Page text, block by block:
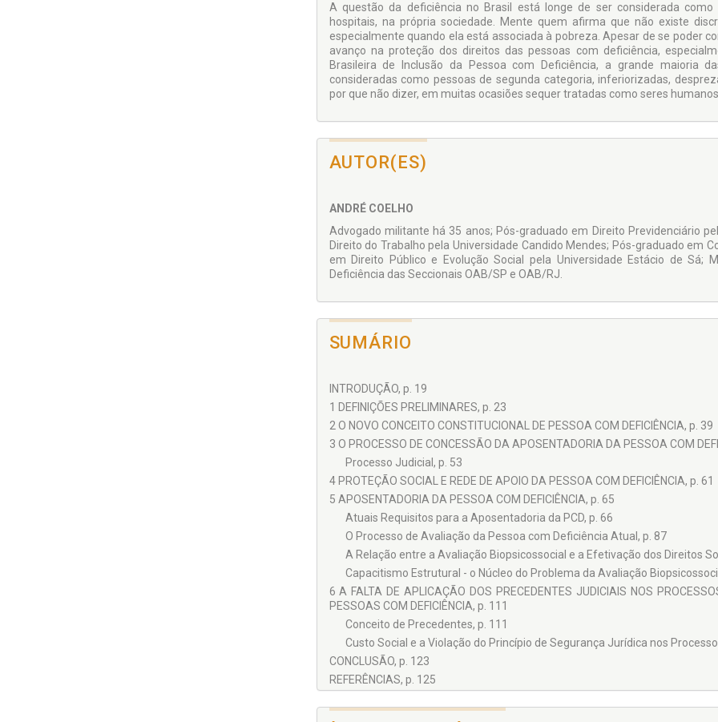
A questão da deficiência no Brasil está longe de ser considerada
hospitais, na própria sociedade. Mente quem afirma que não existe
especialmente quando ela está associada à pobreza. Apesar de se poder
avanço na proteção dos direitos das pessoas com deficiência,
Brasileira de Inclusão da Pessoa com Deficiência, a grande maioria
consideradas como pessoas de segunda categoria, inferiorizadas,
por que não dizer, em muitas ocasiões sequer tratadas como seres
AUTOR(ES)
ANDRÉ COELHO
Advogado militante há 35 anos; Pós-graduado em Direito Previdenciário
Direito do Trabalho pela Universidade Candido Mendes; Pós-graduado em
em Direito Público e Evolução Social pela Universidade Estácio de Sá;
Deficiência das Seccionais OAB/SP e OAB/RJ.
SUMÁRIO
INTRODUÇÃO, p. 19
1 DEFINIÇÕES PRELIMINARES, p. 23
2 O NOVO CONCEITO CONSTITUCIONAL DE PESSOA COM DEFICIÊNCIA, p. 39
3 O PROCESSO DE CONCESSÃO DA APOSENTADORIA DA PESSOA COM
Processo Judicial, p. 53
4 PROTEÇÃO SOCIAL E REDE DE APOIO DA PESSOA COM DEFICIÊNCIA, p. 61
5 APOSENTADORIA DA PESSOA COM DEFICIÊNCIA, p. 65
Atuais Requisitos para a Aposentadoria da PCD, p. 66
O Processo de Avaliação da Pessoa com Deficiência Atual, p. 87
A Relação entre a Avaliação Biopsicossocial e a Efetivação dos Direitos
Capacitismo Estrutural - o Núcleo do Problema da Avaliação
6 A FALTA DE APLICAÇÃO DOS PRECEDENTES JUDICIAIS NOS
PESSOAS COM DEFICIÊNCIA, p. 111
Conceito de Precedentes, p. 111
Custo Social e a Violação do Princípio de Segurança Jurídica nos
CONCLUSÃO, p. 123
REFERÊNCIAS, p. 125